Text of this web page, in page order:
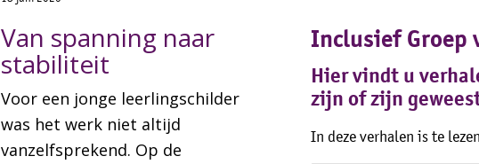
Van spanning naar
stabiliteit
Voor een jonge leerlingschilder
was het werk niet altijd
vanzelfsprekend. Op de
Inclusief Groep
Hier vindt u
zijn of zijn
In deze verhalen is te